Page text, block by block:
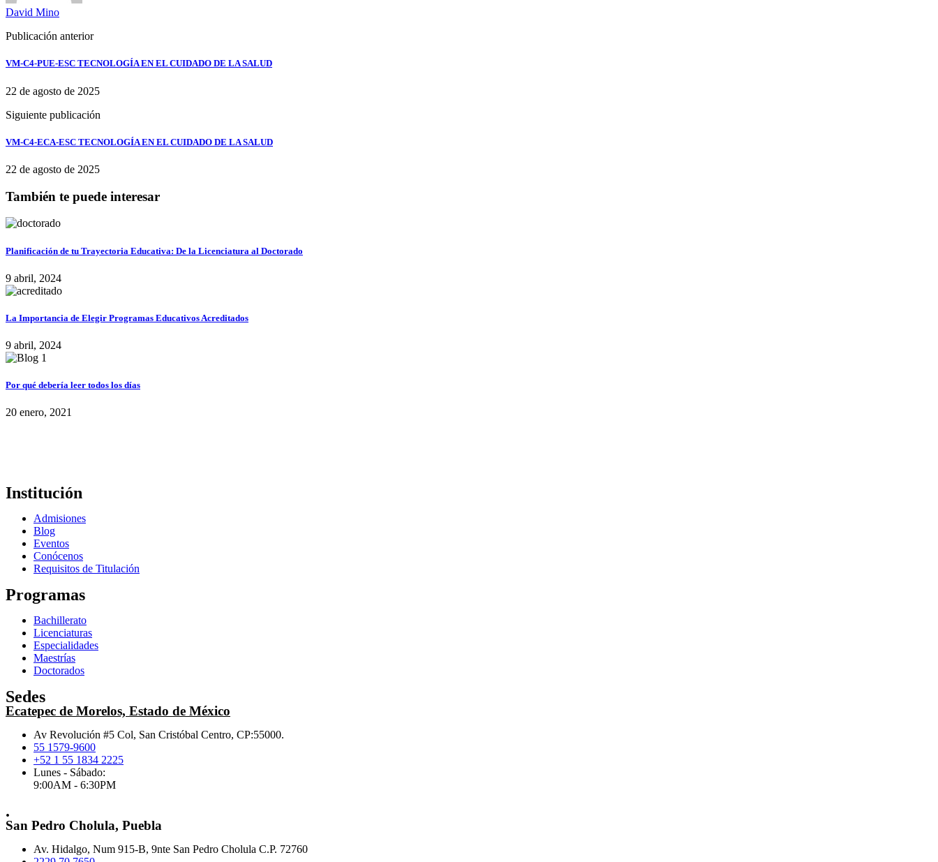
David Mino
Publicación anterior
VM-C4-PUE-ESC TECNOLOGÍA EN EL CUIDADO DE LA SALUD
22 de agosto de 2025
Siguiente publicación
VM-C4-ECA-ESC TECNOLOGÍA EN EL CUIDADO DE LA SALUD
22 de agosto de 2025
También te puede interesar
Planificación de tu Trayectoria Educativa: De la Licenciatura al Doctorado
9 abril, 2024
La Importancia de Elegir Programas Educativos Acreditados
9 abril, 2024
Por qué debería leer todos los días
20 enero, 2021
Institución
Admisiones
Blog
Eventos
Conócenos
Requisitos de Titulación
Programas
Bachillerato
Licenciaturas
Especialidades
Maestrías
Doctorados
Sedes
Ecatepec de Morelos, Estado de México
Av Revolución #5 Col, San Cristóbal Centro, CP:55000.
55 1579-9600
+52 1 55 1834 2225
Lunes - Sábado:
9:00AM - 6:30PM
.
San Pedro Cholula, Puebla
Av. Hidalgo, Num 915-B, 9nte San Pedro Cholula C.P. 72760